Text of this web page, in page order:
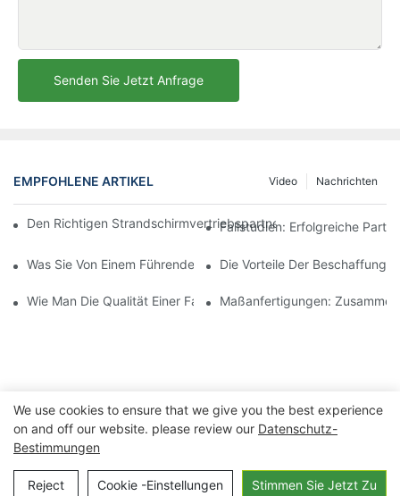
Senden Sie Jetzt Anfrage
EMPFOHLENE ARTIKEL Nachrichten
Video
Den Richtigen Strandschirmvertriebspartner Für Ihre
Fallstudien: Erfolgreiche
Was Sie Von Einem Führenden Hersteller Von Outdoor-
Die Vorteile Der Beschaffung
Wie Man Die Qualität Einer Fabrik Für Outdoor-Loungesessel
Maßanfertigungen:
Copyright © 2026 Ningbo Xuanheng Outdoor&Haushaltsgeräte
Co., Ltd. |Datenschutz richtlinie Seitenverzeichnis
We use cookies to ensure that we give you the best experience
on and off our website. please review our Datenschutz-
Bestimmungen
Reject Cookie -Einstellungen Stimmen Sie Jetzt Zu